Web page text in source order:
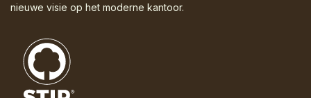
nieuwe visie op het moderne kantoor.